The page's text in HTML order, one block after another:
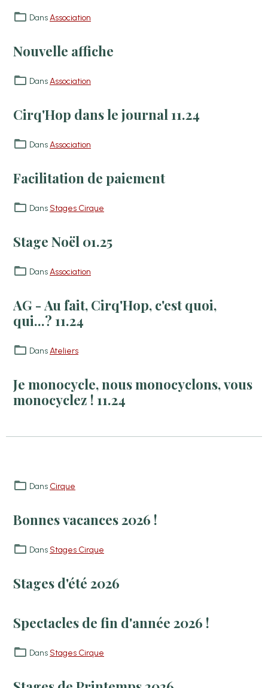
DansAssociation
Nouvelle affiche
DansAssociation
Cirq'Hop dans le journal 11.24
DansAssociation
Facilitation de paiement
Dans Stages Cirque
Stage Noël 01.25
DansAssociation
AG - Au fait, Cirq'Hop, c'est quoi,
qui...? 11.24
DansAteliers
Je monocycle, nous monocyclons, vous
monocyclez ! 11.24
Dans Cirque
Bonnes vacances 2026 !
Dans Stages Cirque
Stages d'été 2026
Spectacles de fin d'année 2026 !
Dans Stages Cirque